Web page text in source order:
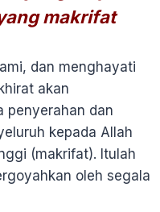
makrifat
dan menghayati
akan
penyerahan dan
kepada Allah
(makrifat). Itulah
oleh segala